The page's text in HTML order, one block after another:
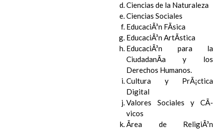
Ciencias de la Naturaleza
Ciencias Sociales
EducaciÃ³n FÃ­sica
EducaciÃ³n ArtÃ­stica
EducaciÃ³n para la
CiudadanÃ­a y los
Derechos Humanos.
Cultura y PrÃ¡ctica
Digital
Valores Sociales y CÃ­
vicos
Ãrea de ReligiÃ³n